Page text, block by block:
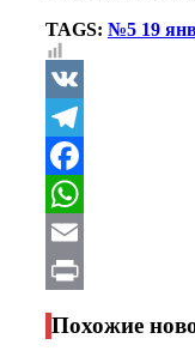
TAGS: №5 19
VK
Telegram
Facebook
WhatsApp
Email
Print
Похожие